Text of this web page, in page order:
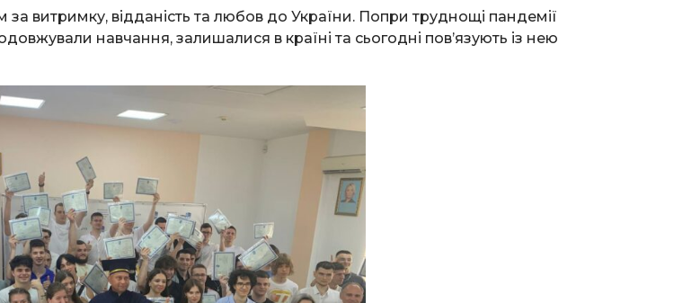
витримку, відданість та любов до України. Попри труднощі пандемії
навчання, залишалися в країні та сьогодні пов’язують із нею